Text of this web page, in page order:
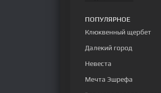
ПОПУЛЯРНОЕ
Клюквенный щербет
Далекий город
Невеста
Мечта Эшрефа